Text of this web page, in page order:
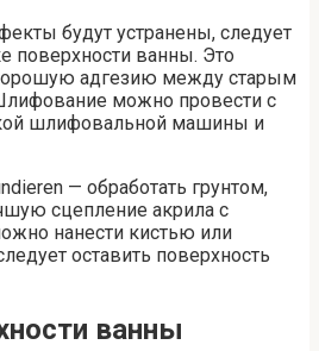
будут устранены, следует
поверхности ванны. Это
адгезию между старым
можно провести с
шлифовальной машины и
— обработать грунтом,
сцепление акрила с
нанести кистью или
оставить поверхность
ванны